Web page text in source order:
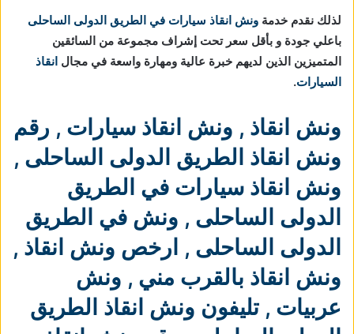
لذلك نقدم خدمة ونش انقاذ سيارات في الطريق الدولى الساحلى
باعلي جودة و بأقل سعر تحت إشراف مجموعة من السائقين
المتميزين الذين لديهم خبرة عالية ومهارة واسعة في مجال انقاذ
السيارات.
ونش انقاذ , ونش انقاذ سيارات , رقم
ونش انقاذ الطريق الدولى الساحلى ,
ونش انقاذ سيارات في الطريق
الدولى الساحلى , ونش في الطريق
الدولى الساحلى , ارخص ونش انقاذ ,
ونش انقاذ بالقرب مني , ونش
عربيات , تليفون ونش انقاذ الطريق